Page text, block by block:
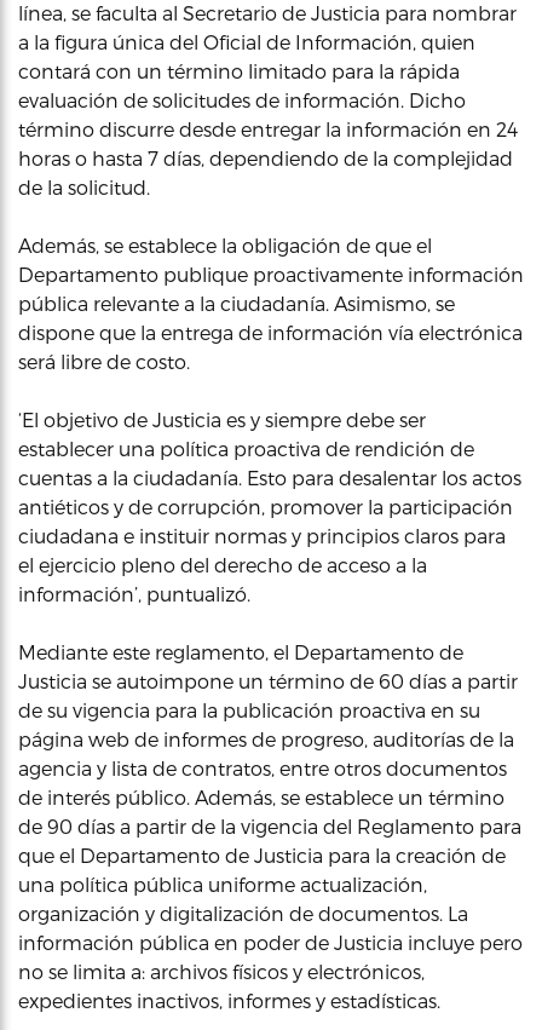
línea, se faculta al Secretario de Justicia para nombrar
a la figura única del Oficial de Información, quien
contará con un término limitado para la rápida
evaluación de solicitudes de información. Dicho
término discurre desde entregar la información en 24
horas o hasta 7 días, dependiendo de la complejidad
de la solicitud.
Además, se establece la obligación de que el
Departamento publique proactivamente información
pública relevante a la ciudadanía. Asimismo, se
dispone que la entrega de información vía electrónica
será libre de costo.
‘El objetivo de Justicia es y siempre debe ser
establecer una política proactiva de rendición de
cuentas a la ciudadanía. Esto para desalentar los actos
antiéticos y de corrupción, promover la participación
ciudadana e instituir normas y principios claros para
el ejercicio pleno del derecho de acceso a la
información’, puntualizó.
Mediante este reglamento, el Departamento de
Justicia se autoimpone un término de 60 días a partir
de su vigencia para la publicación proactiva en su
página web de informes de progreso, auditorías de la
agencia y lista de contratos, entre otros documentos
de interés público. Además, se establece un término
de 90 días a partir de la vigencia del Reglamento para
que el Departamento de Justicia para la creación de
una política pública uniforme actualización,
organización y digitalización de documentos. La
información pública en poder de Justicia incluye pero
no se limita a: archivos físicos y electrónicos,
expedientes inactivos, informes y estadísticas.